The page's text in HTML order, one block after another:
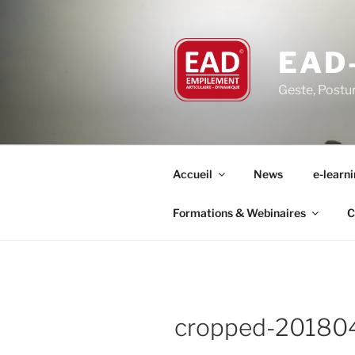
Geste,
Accueil News e-
Formations & Webinaires
cropped-